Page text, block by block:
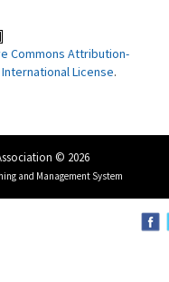
Commons Attribution-
License.
© 2026
and Management System